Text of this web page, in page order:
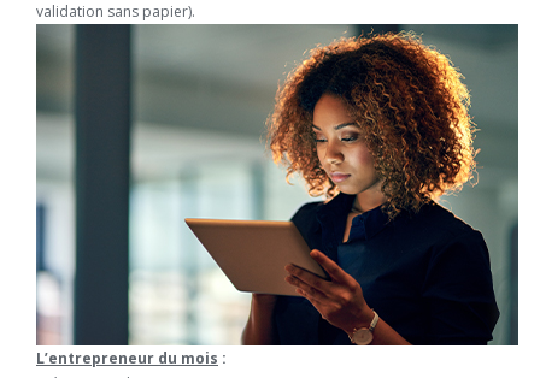
validation sans papier).
L’entrepreneur du mois :